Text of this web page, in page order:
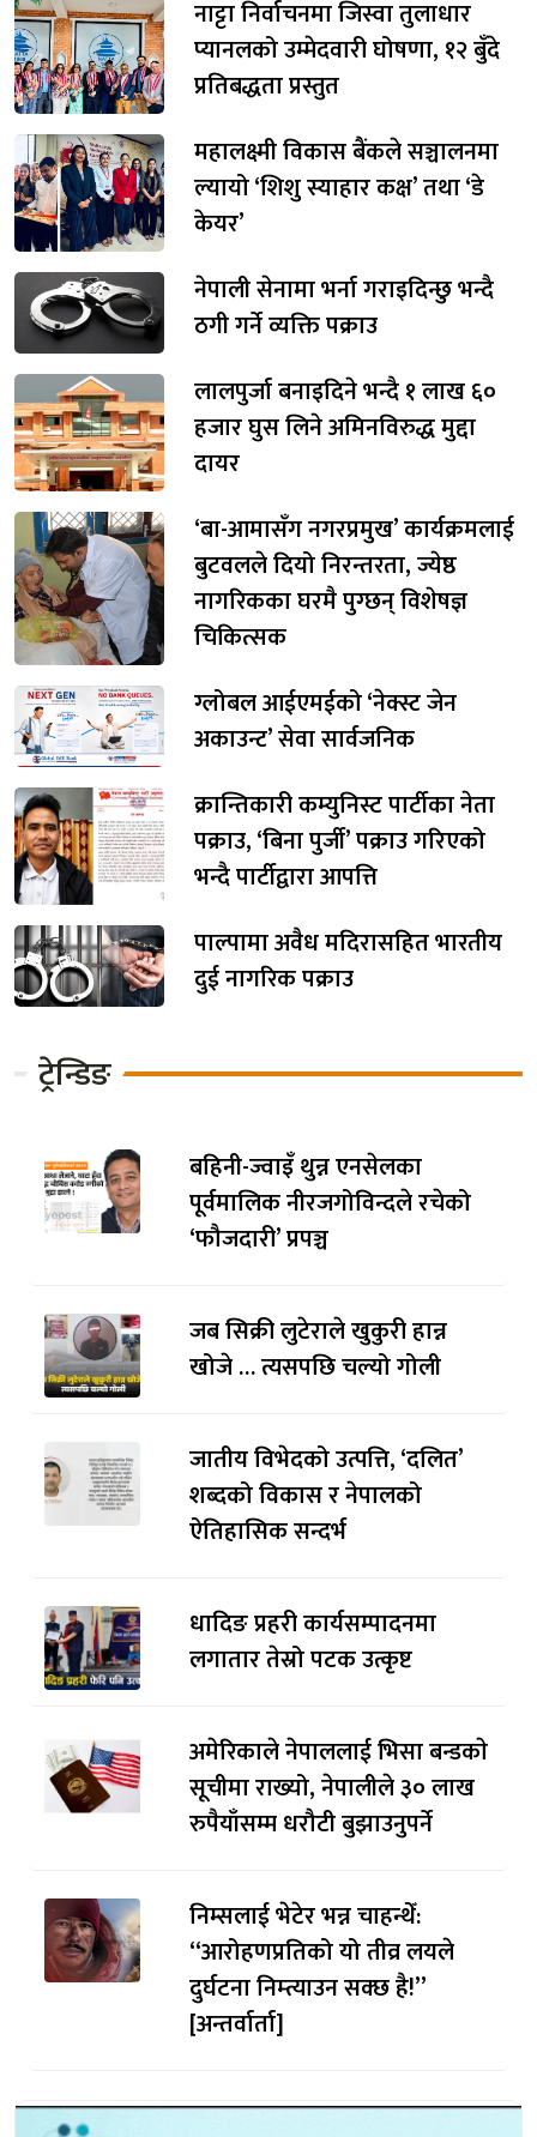
नाट्टा निर्वाचनमा जिस्वा तुलाधार
प्यानलको उम्मेदवारी घोषणा, १२ बुँदे
प्रतिबद्धता प्रस्तुत
महालक्ष्मी विकास बैंकले सञ्चालनमा
ल्यायो ‘शिशु स्याहार कक्ष’ तथा ‘डे
केयर’
नेपाली सेनामा भर्ना गराइदिन्छु भन्दै
ठगी गर्ने व्यक्ति पक्राउ
लालपुर्जा बनाइदिने भन्दै १ लाख ६०
हजार घुस लिने अमिनविरुद्ध मुद्दा
दायर
‘बा-आमासँग नगरप्रमुख’ कार्यक्रमलाई
बुटवलले दियो निरन्तरता, ज्येष्ठ
नागरिकका घरमै पुग्छन् विशेषज्ञ
चिकित्सक
ग्लोबल आईएमईको ‘नेक्स्ट जेन
अकाउन्ट’ सेवा सार्वजनिक
क्रान्तिकारी कम्युनिस्ट पार्टीका नेता
पक्राउ, ‘बिना पुर्जी’ पक्राउ गरिएको
भन्दै पार्टीद्वारा आपत्ति
पाल्पामा अवैध मदिरासहित भारतीय
दुई नागरिक पक्राउ
ट्रेन्डिङ
बहिनी-ज्वाइँ थुन्न एनसेलका
पूर्वमालिक नीरजगोविन्दले रचेको
‘फौजदारी’ प्रपञ्च
जब सिक्री लुटेराले खुकुरी हान्न
खोजे … त्यसपछि चल्यो गोली
जातीय विभेदको उत्पत्ति, ‘दलित’
शब्दको विकास र नेपालको
ऐतिहासिक सन्दर्भ
धादिङ प्रहरी कार्यसम्पादनमा
लगातार तेस्रो पटक उत्कृष्ट
अमेरिकाले नेपाललाई भिसा बन्डकाे
सूचीमा राख्यो, नेपालीले ३० लाख
रुपैयाँसम्म धरौटी बुझाउनुपर्ने
निम्सलाई भेटेर भन्न चाहन्थेँ:
“आरोहणप्रतिको यो तीव्र लयले
दुर्घटना निम्त्याउन सक्छ है!”
[अन्तर्वार्ता]